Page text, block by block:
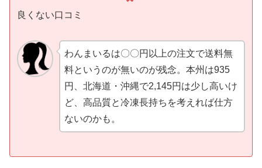
良くない口コミ
わんまいるは〇〇円以上の注文で送料無
料というのが無いのが残念。本州は935
円、北海道・沖縄で2,145円は少し高いけ
ど、高品質と冷凍長持ちを考えれば仕方
ないのかも。